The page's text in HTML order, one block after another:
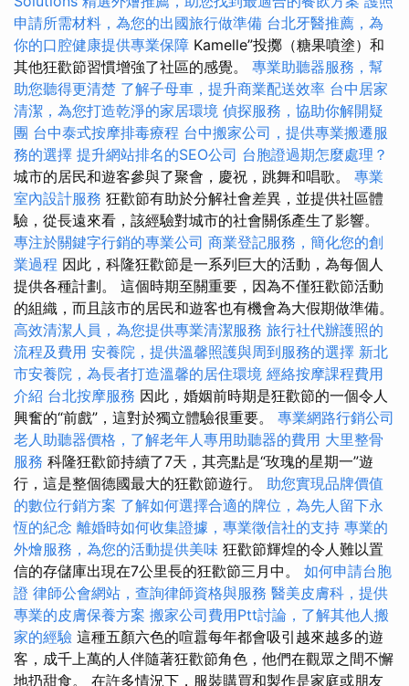
申請所需材料，為您的出國旅行做準備 台北牙醫推薦，為
你的口腔健康提供專業保障 Kamelle”投擲（糖果噴塗）和
其他狂歡節習慣增強了社區的感覺。 專業助聽器服務，幫
助您聽得更清楚 了解子母車，提升商業配送效率 台中居家
清潔，為您打造乾淨的家居環境 偵探服務，協助你解開疑
團 台中泰式按摩排毒療程 台中搬家公司，提供專業搬遷服
務的選擇 提升網站排名的SEO公司 台胞證過期怎麼處理？
城市的居民和遊客參與了聚會，慶祝，跳舞和唱歌。 專業
室內設計服務 狂歡節有助於分解社會差異，並提供社區體
驗，從長遠來看，該經驗對城市的社會關係產生了影響。
專注於關鍵字行銷的專業公司 商業登記服務，簡化您的創
業過程 因此，科隆狂歡節是一系列巨大的活動，為每個人
提供各種計劃。 這個時期至關重要，因為不僅狂歡節活動
的組織，而且該市的居民和遊客也有機會為大假期做準備。
高效清潔人員，為您提供專業清潔服務 旅行社代辦護照的
流程及費用 安養院，提供溫馨照護與周到服務的選擇 新北
市安養院，為長者打造溫馨的居住環境 經絡按摩課程費用
介紹 台北按摩服務 因此，婚姻前時期是狂歡節的一個令人
興奮的“前戲”，這對於獨立體驗很重要。 專業網路行銷公司
老人助聽器價格，了解老年人專用助聽器的費用 大里整骨
服務 科隆狂歡節持續了7天，其亮點是“玫瑰的星期一”遊
行，這是整個德國最大的狂歡節遊行。 助您實現品牌價值
的數位行銷方案 了解如何選擇合適的牌位，為先人留下永
恆的紀念 離婚時如何收集證據，專業徵信社的支持 專業的
外燴服務，為您的活動提供美味 狂歡節輝煌的令人難以置
信的存儲庫出現在7公里長的狂歡節三月中。 如何申請台胞
證 律師公會網站，查詢律師資格與服務 醫美皮膚科，提供
專業的皮膚保養方案 搬家公司費用Ptt討論，了解其他人搬
家的經驗 這種五顏六色的喧囂每年都會吸引越來越多的遊
客，成千上萬的人伴隨著狂歡節角色，他們在觀眾之間不懈
地扔甜食。 在許多情況下，服裝購買和製作是家庭或朋友